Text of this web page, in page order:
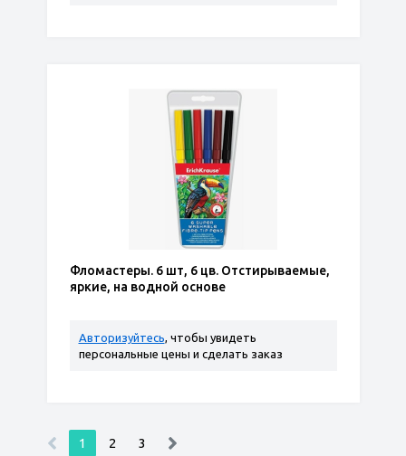
Фломастеры. 6 шт, 6 цв. Отстирываемые,
яркие, на водной основе
Авторизуйтесь, чтобы увидеть
персональные цены и сделать заказ
1 2 3